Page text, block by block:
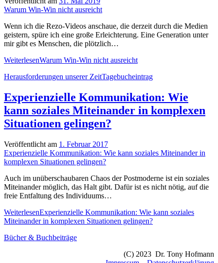
Warum Win-Win nicht ausreicht
Wenn ich die Rezo-Videos anschaue, die derzeit durch die Medien
geistern, spüre ich eine große Erleichterung. Eine Generation unter
mir gibt es Menschen, die plötzlich…
WeiterlesenWarum Win-Win nicht ausreicht
Herausforderungen unserer ZeitTagebucheintrag
Experienzielle Kommunikation: Wie
kann soziales Miteinander in komplexen
Situationen gelingen?
Veröffentlicht am 1. Februar 2017
Experienzielle Kommunikation: Wie kann soziales Miteinander in
komplexen Situationen gelingen?
Auch im unüberschaubaren Chaos der Postmoderne ist ein soziales
Miteinander möglich, das Halt gibt. Dafür ist es nicht nötig, auf die
freie Entfaltung des Individuums…
WeiterlesenExperienzielle Kommunikation: Wie kann soziales
Miteinander in komplexen Situationen gelingen?
Bücher & Buchbeiträge
(C) 2023 Dr. Tony Hofmann